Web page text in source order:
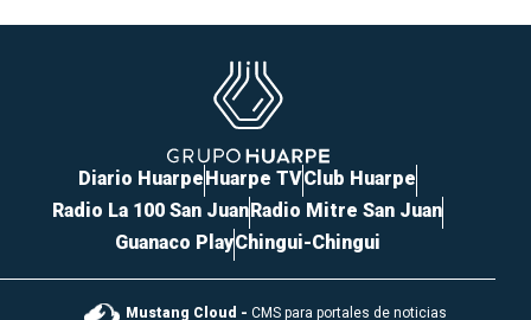
Diario HuarpeHuarpe TVClub Huarpe
Radio La 100 San JuanRadio Mitre San Juan
Guanaco PlayChingui-Chingui
Mustang Cloud - CMS para portales de noticias